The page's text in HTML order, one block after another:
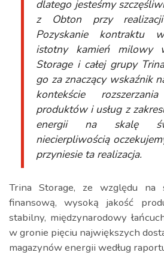
dlatego jesteśmy
z Obton przy
Pozyskanie kontraktu
istotny kamień milowy
Storage i całej grupy
go za znaczący wskaźnik
kontekście
produktów i usług z
energii na skalę
niecierpliwością
przyniesie ta realizacja.
Trina Storage, ze względu na
finansową, wysoką jakość
stabilny, międzynarodowy
w gronie pięciu największych
magazynów energii według